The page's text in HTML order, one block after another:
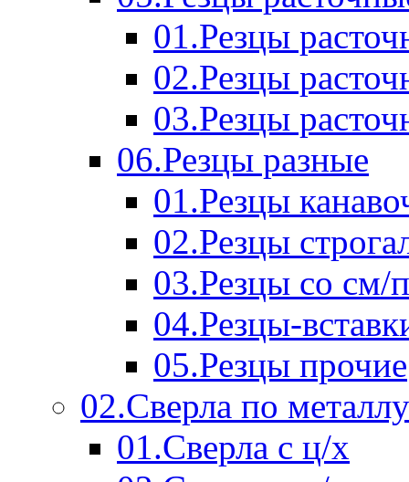
01.Резцы
02.Резцы
03.Резцы
06.Резцы разные
01.Резцы
02.Резцы
03.Резцы со см/
04.Резцы-
05.Резцы прочие
02.Сверла по металлу
01.Сверла с ц/х